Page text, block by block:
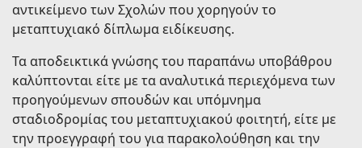
αντικείμενο των Σχολών που χορηγούν το
μεταπτυχιακό δίπλωμα ειδίκευσης.
Τα αποδεικτικά γνώσης του παραπάνω υποβάθρου
καλύπτονται είτε με τα αναλυτικά περιεχόμενα των
προηγούμενων σπουδών και υπόμνημα
σταδιοδρομίας του μεταπτυχιακού φοιτητή, είτε με
την προεγγραφή του για παρακολούθηση και την